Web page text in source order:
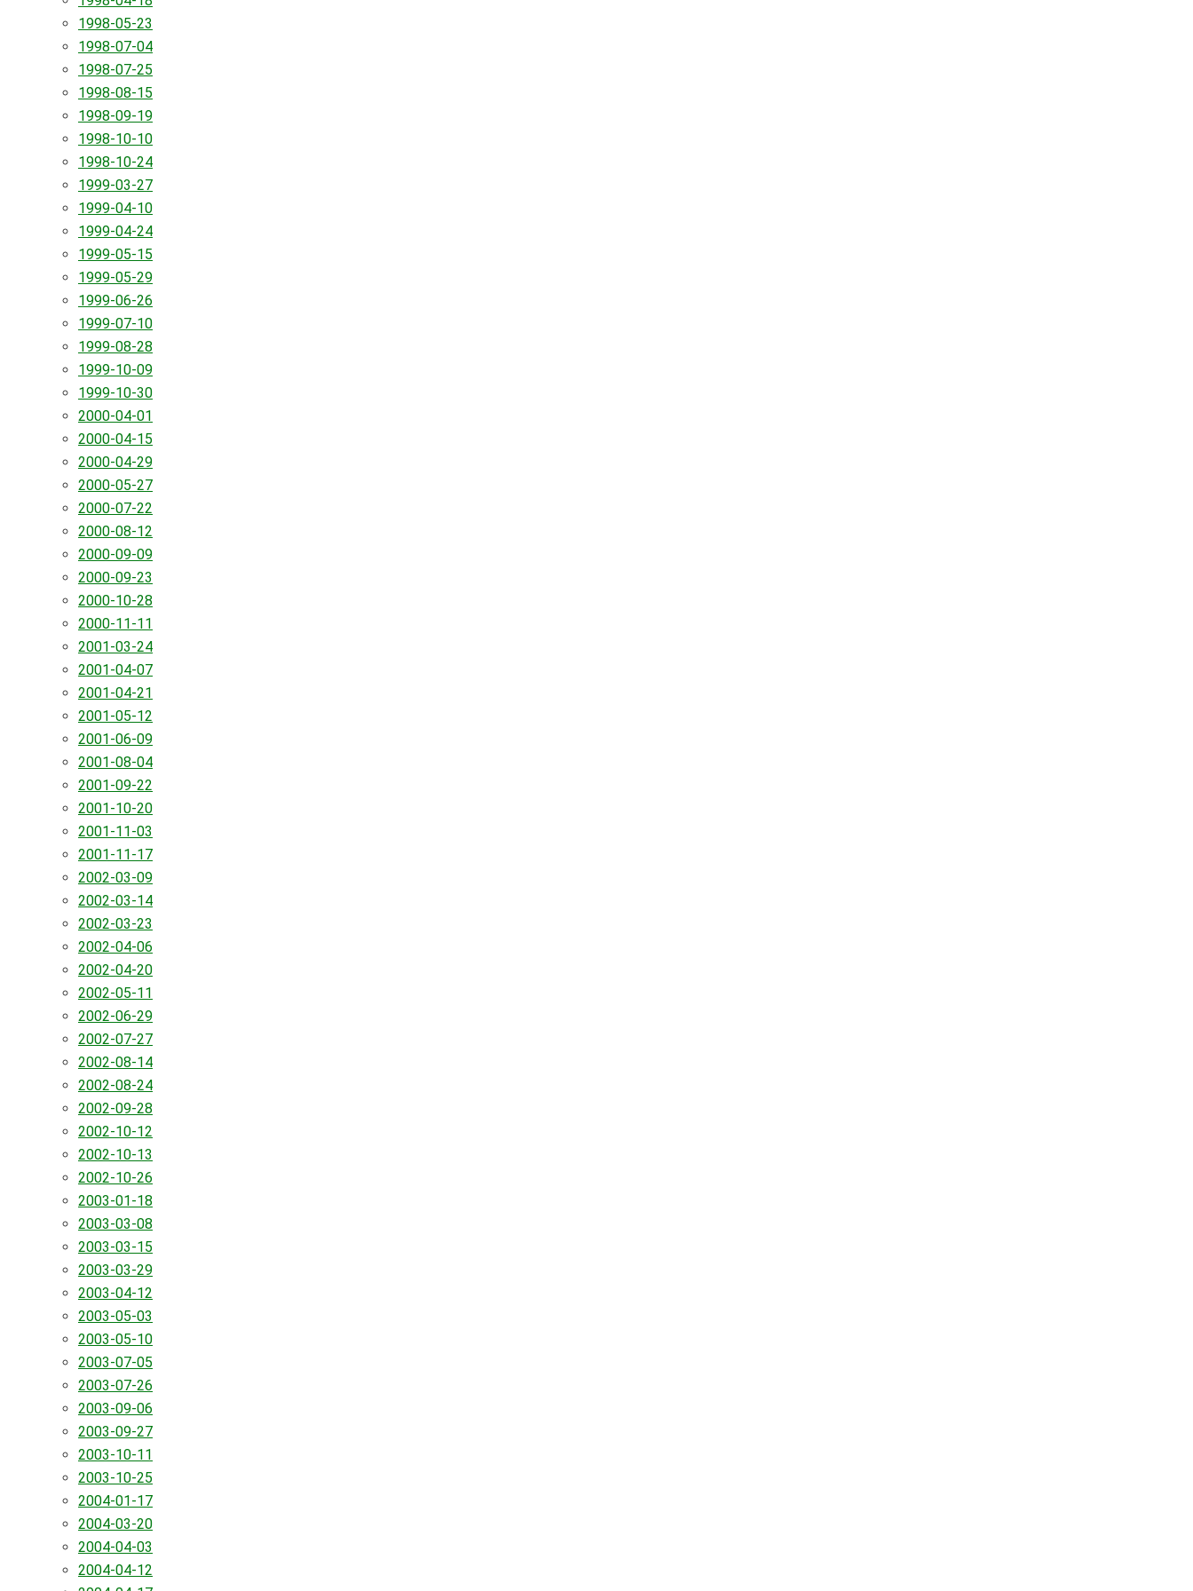
1998-05-23
1998-07-04
1998-07-25
1998-08-15
1998-09-19
1998-10-10
1998-10-24
1999-03-27
1999-04-10
1999-04-24
1999-05-15
1999-05-29
1999-06-26
1999-07-10
1999-08-28
1999-10-09
1999-10-30
2000-04-01
2000-04-15
2000-04-29
2000-05-27
2000-07-22
2000-08-12
2000-09-09
2000-09-23
2000-10-28
2000-11-11
2001-03-24
2001-04-07
2001-04-21
2001-05-12
2001-06-09
2001-08-04
2001-09-22
2001-10-20
2001-11-03
2001-11-17
2002-03-09
2002-03-14
2002-03-23
2002-04-06
2002-04-20
2002-05-11
2002-06-29
2002-07-27
2002-08-14
2002-08-24
2002-09-28
2002-10-12
2002-10-13
2002-10-26
2003-01-18
2003-03-08
2003-03-15
2003-03-29
2003-04-12
2003-05-03
2003-05-10
2003-07-05
2003-07-26
2003-09-06
2003-09-27
2003-10-11
2003-10-25
2004-01-17
2004-03-20
2004-04-03
2004-04-12